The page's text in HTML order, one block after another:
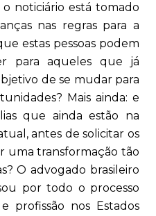
noticiário está tomado
nas regras para a
estas pessoas podem
para aqueles que já
de se mudar para
Mais ainda: e
que ainda estão na
antes de solicitar os
uma transformação tão
O advogado brasileiro
por todo o processo
profissão nos Estados